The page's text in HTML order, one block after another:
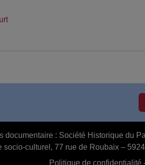
documentaire : Société Historique du
socio-culturel, 77 rue de Roubaix –
Politique de confidentialité